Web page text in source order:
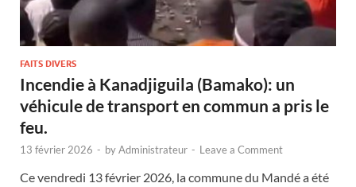
FAITS DIVERS
Incendie à Kanadjiguila (Bamako): un
véhicule de transport en commun a pris le
feu.
13 février 2026 - byAdministrateur - Leave a Comment
Ce vendredi 13 février 2026, la commune du Mandé a été